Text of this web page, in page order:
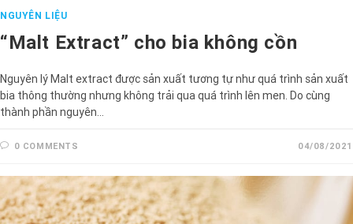
NGUYÊN LIỆU
“Malt Extract” cho bia không cồn
Nguyên lý Malt extract được sản xuất tương tự như quá trình sản xuất
bia thông thường nhưng không trải qua quá trình lên men. Do cùng
thành phần nguyên…
0 COMMENTS 04/08/2021